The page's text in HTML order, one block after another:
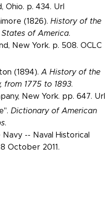
Ohio. p. 434. Url
(1826). History of the
of America.
New York. p. 508. OCLC
(1894).A History of the
from 1775 to 1893.
New York. pp. 647. Url
Dictionary of American
.
-- Naval Historical
October 2011.